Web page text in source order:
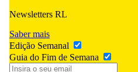
Newsletters RL
Saber mais
Edição Semanal
Guia do Fim de Semana